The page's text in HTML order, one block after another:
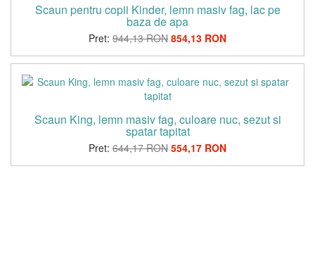
Scaun pentru copii Kinder, lemn masiv fag, lac pe
baza de apa
Pret: 944,13 RON 854,13 RON
Scaun King, lemn masiv fag, culoare nuc, sezut si
spatar tapitat
Pret: 644,17 RON 554,17 RON